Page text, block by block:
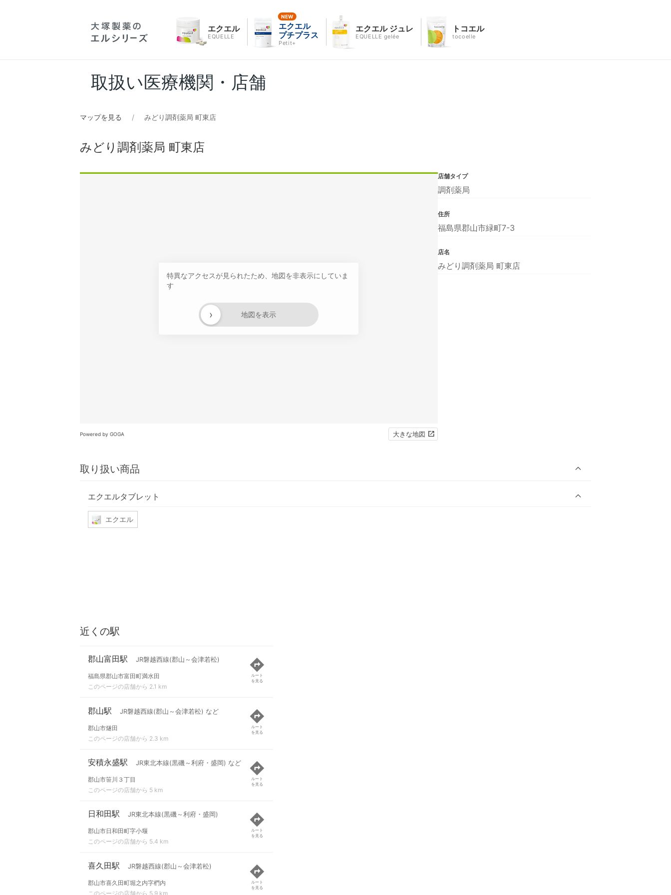
エクエル
EQUELLE
エクエル
プチプラス
Petit+
エクエル ジュレ
EQUELLE gelée
トコエル
tocoelle
取扱い医療機関・店舗
マップを見る みどり調剤薬局 町東店
みどり調剤薬局 町東店
特異なアクセスが見られたため、地図を非表示にしていま
す
地図を表示
›
Powered by GOGA 大きな地図
取り扱い商品
エクエルタブレット
エクエル
店舗タイプ
調剤薬局
住所
福島県郡山市緑町7-3
店名
みどり調剤薬局 町東店
近くの駅
郡山富田駅 JR磐越西線(郡山～会津若松)
福島県郡山市富田町満水田
このページの店舗から 2.1 km
ルート
を見る
郡山駅 JR磐越西線(郡山～会津若松) など
郡山市燧田
このページの店舗から 2.3 km
ルート
を見る
安積永盛駅 JR東北本線(黒磯～利府・盛岡) など
郡山市笹川３丁目
このページの店舗から 5 km
ルート
を見る
日和田駅 JR東北本線(黒磯～利府・盛岡)
郡山市日和田町字小堰
このページの店舗から 5.4 km
ルート
を見る
喜久田駅 JR磐越西線(郡山～会津若松)
郡山市喜久田町堀之内字椚内
このページの店舗から 5.9 km
ルート
を見る